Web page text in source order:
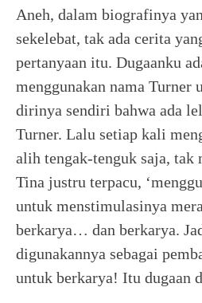
Aneh, dalam biografinya
sekelebat, tak ada cerita
pertanyaan itu. Dugaanku
menggunakan nama Turner
dirinya sendiri bahwa ada
Turner. Lalu setiap kali
alih tengak-tenguk saja, tak
Tina justru terpacu,
untuk menstimulasinya
berkarya… dan berkarya.
digunakannya sebagai
untuk berkarya! Itu dugaan